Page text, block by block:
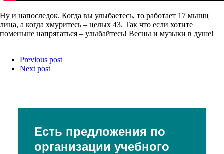
Ну и напоследок. Когда вы улыбаетесь, то работает 17 мышц
лица, а когда хмуритесь – целых 43. Так что если хотите
поменьше напрягаться – улыбайтесь! Весны и музыки в душе!
Previous post
Next post
Есть предложения по
организации учебного